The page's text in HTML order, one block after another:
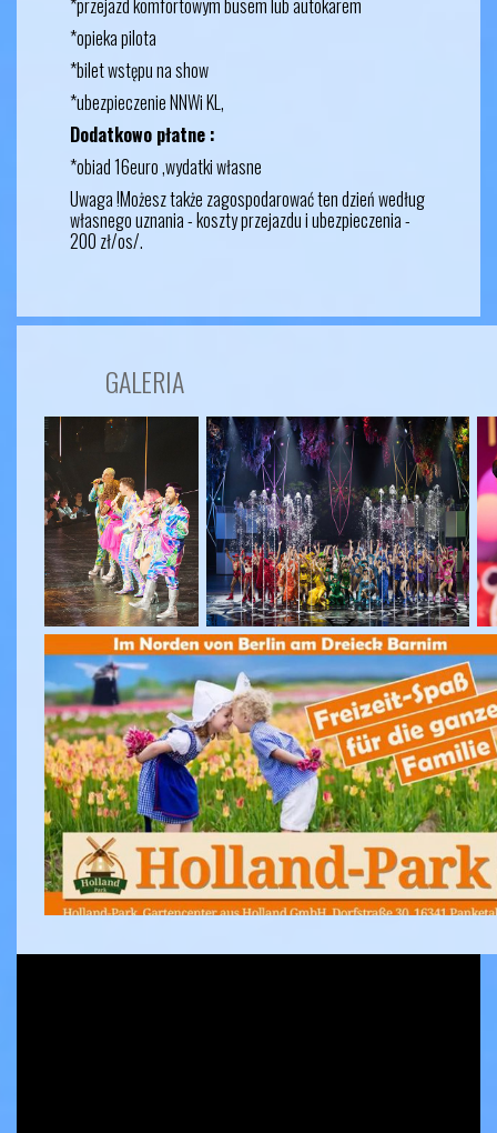
*przejazd komfortowym busem lub autokarem
*opieka pilota
*bilet wstępu na show
*ubezpieczenie NNWi KL,
Dodatkowo płatne :
*obiad 16euro ,wydatki własne
Uwaga !Możesz także zagospodarować ten dzień według
własnego uznania - koszty przejazdu i ubezpieczenia -
200 zł/os/.
GALERIA